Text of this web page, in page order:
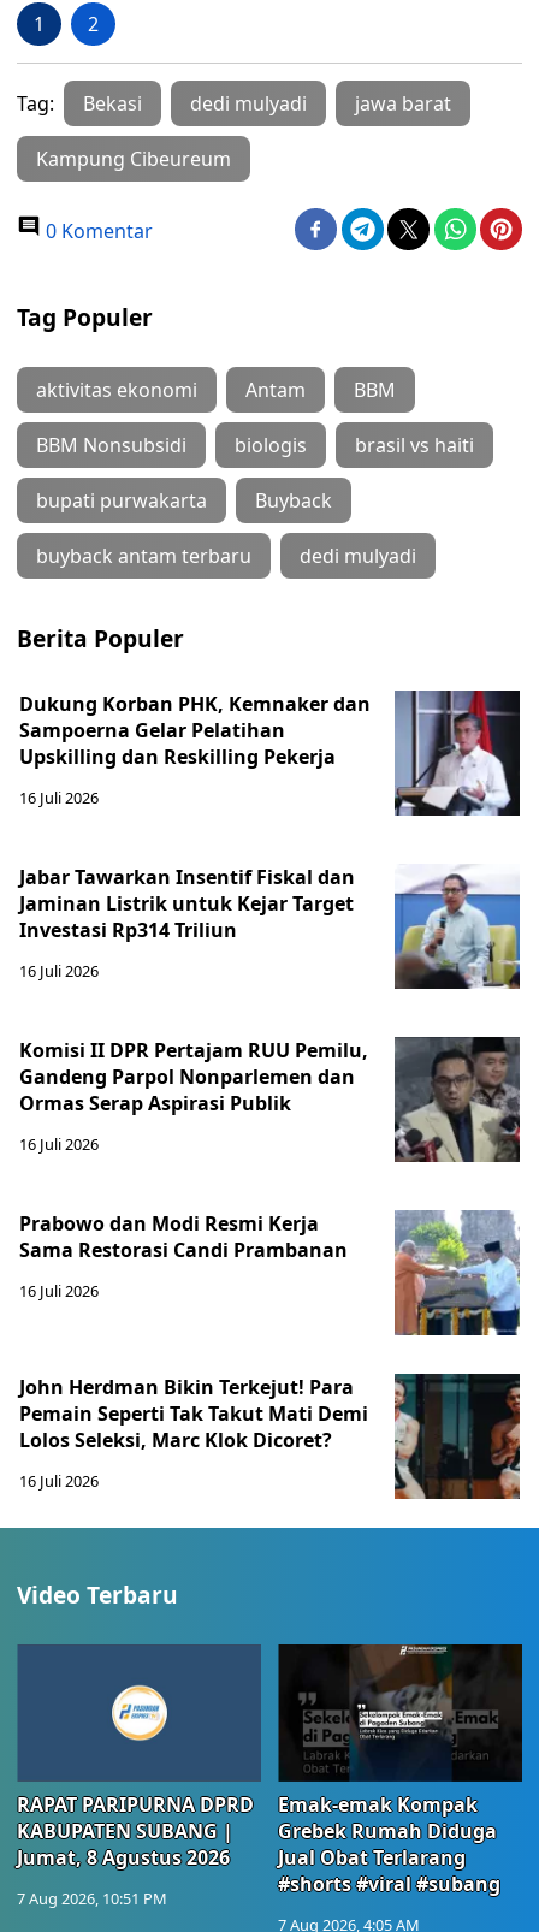
1 2
Tag: Bekasi dedi mulyadi jawa barat
Kampung Cibeureum
0 Komentar
Tag Populer
aktivitas ekonomi Antam BBM
BBM Nonsubsidi biologis brasil vs haiti
bupati purwakarta Buyback
buyback antam terbaru dedi mulyadi
Berita Populer
Dukung Korban PHK, Kemnaker dan
Sampoerna Gelar Pelatihan
Upskilling dan Reskilling Pekerja
16 Juli 2026
Jabar Tawarkan Insentif Fiskal dan
Jaminan Listrik untuk Kejar Target
Investasi Rp314 Triliun
16 Juli 2026
Komisi II DPR Pertajam RUU Pemilu,
Gandeng Parpol Nonparlemen dan
Ormas Serap Aspirasi Publik
16 Juli 2026
Prabowo dan Modi Resmi Kerja
Sama Restorasi Candi Prambanan
16 Juli 2026
John Herdman Bikin Terkejut! Para
Pemain Seperti Tak Takut Mati Demi
Lolos Seleksi, Marc Klok Dicoret?
16 Juli 2026
Video Terbaru
RAPAT PARIPURNA DPRD
KABUPATEN SUBANG |
Jumat, 8 Agustus 2026
7 Aug 2026, 10:51 PM
Emak-emak Kompak
Grebek Rumah Diduga
Jual Obat Terlarang
#shorts #viral #subang
7 Aug 2026, 4:05 AM